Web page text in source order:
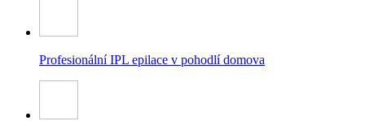
Profesionální IPL epilace v pohodlí domova